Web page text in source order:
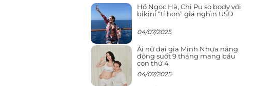
Hồ Ngọc Hà, Chi Pu so body với
bikini “tí hon” giá nghìn USD
04/07/2025
Ái nữ đại gia Minh Nhựa năng
động suốt 9 tháng mang bầu
con thứ 4
04/07/2025